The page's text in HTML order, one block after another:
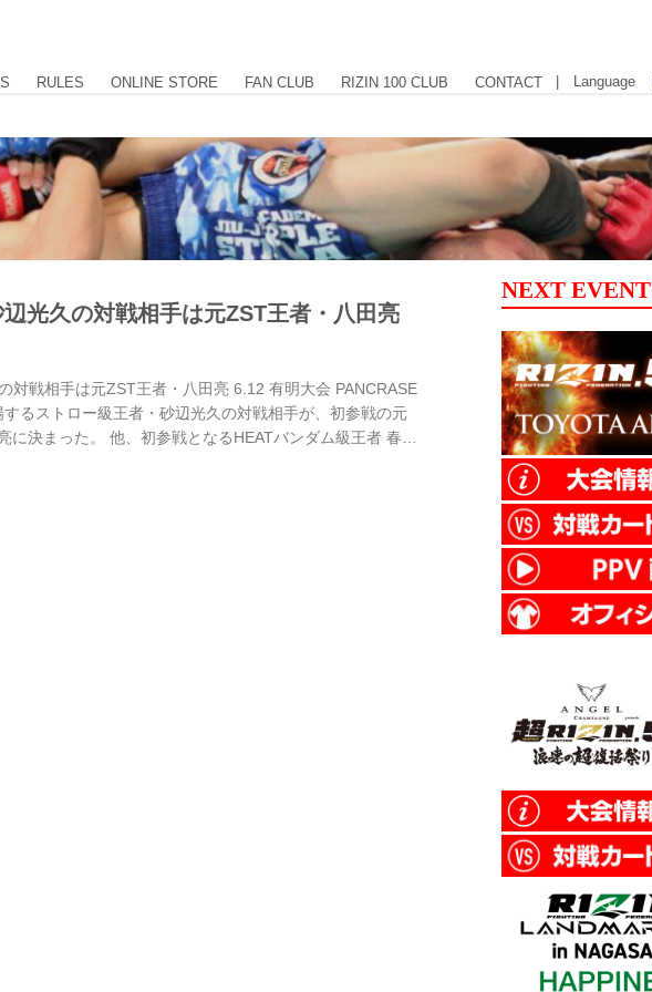
RULES ONLINE STORE FAN CLUB RIZIN 100 CLUB CONTACT | Language
辺光久の対戦相手は元ZST王者・八田亮
対戦相手は元ZST王者・八田亮 6.12 有明大会 PANCRASE
るストロー級王者・砂辺光久の対戦相手が、初参戦の元
に決まった。 他、初参戦となるHEATバンダム級王者 春日
NEXT EVENT